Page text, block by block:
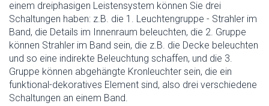
einem dreiphasigen Leistensystem können Sie drei
Schaltungen haben: z.B. die 1. Leuchtengruppe - Strahler im
Band, die Details im Innenraum beleuchten, die 2. Gruppe
können Strahler im Band sein, die z.B. die Decke beleuchten
und so eine indirekte Beleuchtung schaffen, und die 3.
Gruppe können abgehängte Kronleuchter sein, die ein
funktional-dekoratives Element sind, also drei verschiedene
Schaltungen an einem Band.